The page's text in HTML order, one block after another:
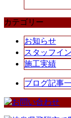
カテゴリー
お知らせ
スタッフイ
施工実績
ブログ記事